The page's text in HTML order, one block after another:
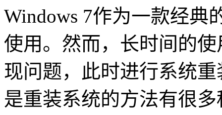
Windows 7作为一款经典
使用。然而，长时间的
现问题，此时进行系统
是重装系统的方法有很